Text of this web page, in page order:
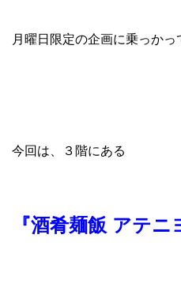
月曜日限定の企画に乗っか
今回は、３階にある
『酒肴麺飯 アテニ